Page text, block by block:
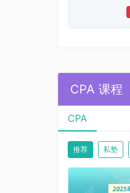
CPA 课程
CPA
推荐 私塾